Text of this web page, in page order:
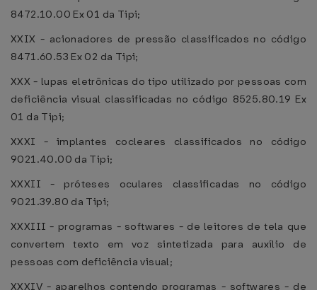
8472.10.00 Ex 01 da Tipi;
XXIX - acionadores de pressão classificados no código
8471.60.53 Ex 02 da Tipi;
XXX - lupas eletrônicas do tipo utilizado por pessoas com
deficiência visual classificadas no código 8525.80.19 Ex
01 da Tipi;
XXXI - implantes cocleares classificados no código
9021.40.00 da Tipi;
XXXII - próteses oculares classificadas no código
9021.39.80 da Tipi;
XXXIII - programas - softwares - de leitores de tela que
convertem texto em voz sintetizada para auxílio de
pessoas com deficiência visual;
XXXIV - aparelhos contendo programas - softwares - de